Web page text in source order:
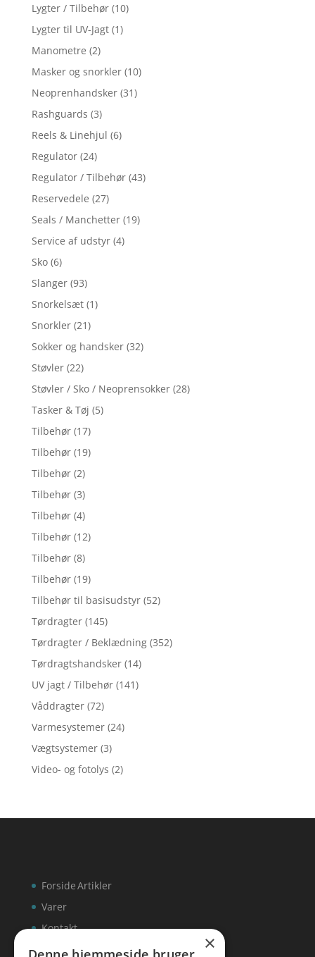
Lygter / Tilbehør (10)
Lygter til UV-Jagt (1)
Manometre (2)
Masker og snorkler (10)
Neoprenhandsker (31)
Rashguards (3)
Reels & Linehjul (6)
Regulator (24)
Regulator / Tilbehør (43)
Reservedele (27)
Seals / Manchetter (19)
Service af udstyr (4)
Sko (6)
Slanger (93)
Snorkelsæt (1)
Snorkler (21)
Sokker og handsker (32)
Støvler (22)
Støvler / Sko / Neoprensokker (28)
Tasker & Tøj (5)
Tilbehør (17)
Tilbehør (19)
Tilbehør (2)
Tilbehør (3)
Tilbehør (4)
Tilbehør (12)
Tilbehør (8)
Tilbehør (19)
Tilbehør til basisudstyr (52)
Tørdragter (145)
Tørdragter / Beklædning (352)
Tørdragtshandsker (14)
UV jagt / Tilbehør (141)
Våddragter (72)
Varmesystemer (24)
Vægtsystemer (3)
Video- og fotolys (2)
Forside
Varer
Kontakt
Artikler
×